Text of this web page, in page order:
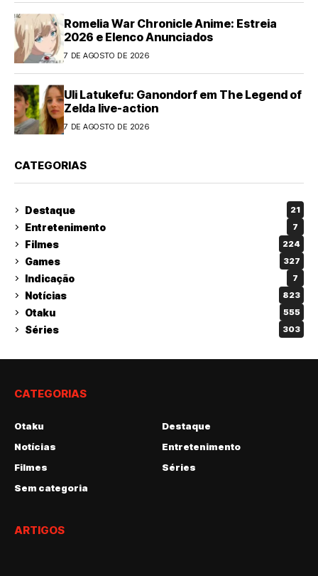
Romelia War Chronicle Anime: Estreia
2026 e Elenco Anunciados
7 DE AGOSTO DE 2026
Uli Latukefu: Ganondorf em The Legend of
Zelda live-action
7 DE AGOSTO DE 2026
CATEGORIAS
Destaque 21
Entretenimento 7
Filmes 224
Games 327
Indicação 7
Notícias 823
Otaku 555
Séries 303
CATEGORIAS
Otaku
Destaque
Notícias
Entretenimento
Filmes
Séries
Sem categoria
ARTIGOS